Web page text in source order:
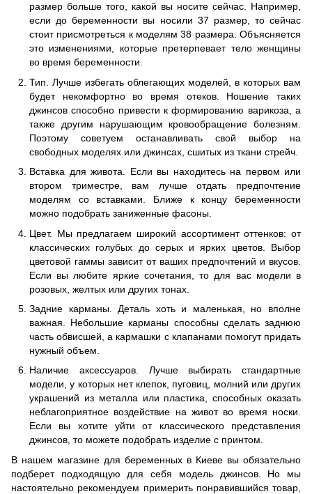
размер больше того, какой вы носите сейчас. Например,
если до беременности вы носили 37 размер, то сейчас
стоит присмотреться к моделям 38 размера. Объясняется
это изменениями, которые претерпевает тело женщины
во время беременности.
Тип. Лучше избегать облегающих моделей, в которых вам
будет некомфортно во время отеков. Ношение таких
джинсов способно привести к формированию варикоза, а
также другим нарушающим кровообращение болезням.
Поэтому советуем останавливать свой выбор на
свободных моделях или джинсах, сшитых из ткани стрейч.
Вставка для живота. Если вы находитесь на первом или
втором триместре, вам лучше отдать предпочтение
моделям со вставками. Ближе к концу беременности
можно подобрать заниженные фасоны.
Цвет. Мы предлагаем широкий ассортимент оттенков: от
классических голубых до серых и ярких цветов. Выбор
цветовой гаммы зависит от ваших предпочтений и вкусов.
Если вы любите яркие сочетания, то для вас модели в
розовых, желтых или других тонах.
Задние карманы. Деталь хоть и маленькая, но вполне
важная. Небольшие карманы способны сделать заднюю
часть обвисшей, а кармашки с клапанами помогут придать
нужный объем.
Наличие аксессуаров. Лучше выбирать стандартные
модели, у которых нет клепок, пуговиц, молний или других
украшений из металла или пластика, способных оказать
неблагоприятное воздействие на живот во время носки.
Если вы хотите уйти от классического представления
джинсов, то можете подобрать изделие с принтом.
В нашем магазине для беременных в Киеве вы обязательно
подберет подходящую для себя модель джинсов. Но мы
настоятельно рекомендуем примерить понравившийся товар,